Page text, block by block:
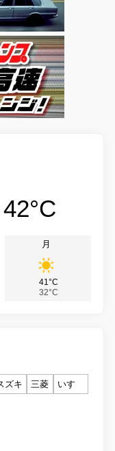
42°C
月
41°C
32°C
ズキ 三菱
いすゞ